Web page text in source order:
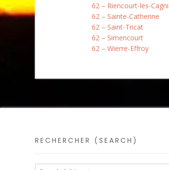
62 – Riencourt-les-
62 – Sainte-Catherine
62 – Saint-Tricat
62 – Simencourt
62 – Wierre-Effroy
RECHERCHER (SEARCH)